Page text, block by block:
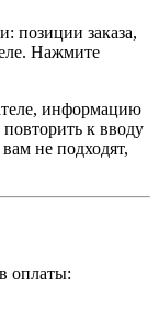
позиции заказа,
Нажмите
информацию
к вводу
не подходят,
оплаты: